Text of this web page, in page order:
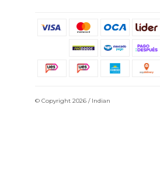
© Copyright 2026 / Indian